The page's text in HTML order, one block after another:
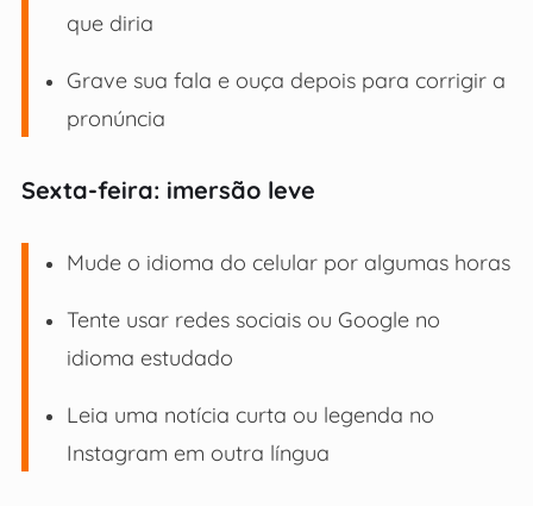
que diria
Grave sua fala e ouça depois para corrigir a
pronúncia
Sexta-feira: imersão leve
Mude o idioma do celular por algumas horas
Tente usar redes sociais ou Google no
idioma estudado
Leia uma notícia curta ou legenda no
Instagram em outra língua